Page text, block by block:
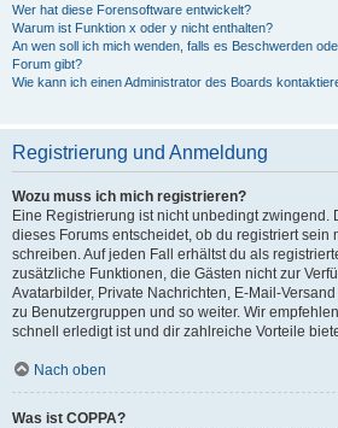
Wer hat diese Forensoftware entwickelt?
Warum ist Funktion x oder y nicht enthalten?
An wen soll ich mich wenden, falls es Beschwerden
Forum gibt?
Wie kann ich einen Administrator des Boards
Registrierung und Anmeldung
Wozu muss ich mich registrieren?
Eine Registrierung ist nicht unbedingt zwingend.
dieses Forums entscheidet, ob du registriert sein
schreiben. Auf jeden Fall erhältst du als
zusätzliche Funktionen, die Gästen nicht zur
Avatarbilder, Private Nachrichten, E-Mail-
zu Benutzergruppen und so weiter. Wir
schnell erledigt ist und dir zahlreiche Vorteile
Nach oben
Was ist COPPA?